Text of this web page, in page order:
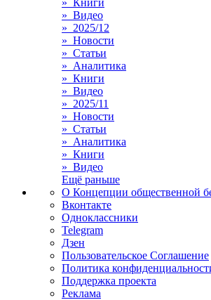
» Книги
» Видео
» 2025/12
» Новости
» Статьи
» Аналитика
» Книги
» Видео
» 2025/11
» Новости
» Статьи
» Аналитика
» Книги
» Видео
Ещё раньше
О Концепции общественной
Вконтакте
Одноклассники
Telegram
Дзен
Пользовательское Соглашение
Политика
Поддержка проекта
Реклама